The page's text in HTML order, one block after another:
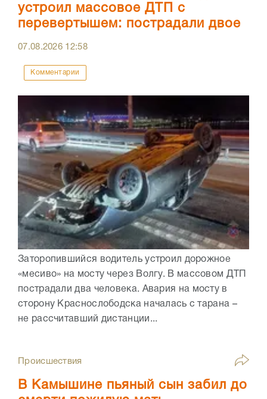
устроил массовое ДТП с
перевертышем: пострадали двое
07.08.2026 12:58
Комментарии
Заторопившийся водитель устроил дорожное
«месиво» на мосту через Волгу. В массовом ДТП
пострадали два человека. Авария на мосту в
сторону Краснослободска началась с тарана –
не рассчитавший дистанции...
Происшествия
В Камышине пьяный сын забил до